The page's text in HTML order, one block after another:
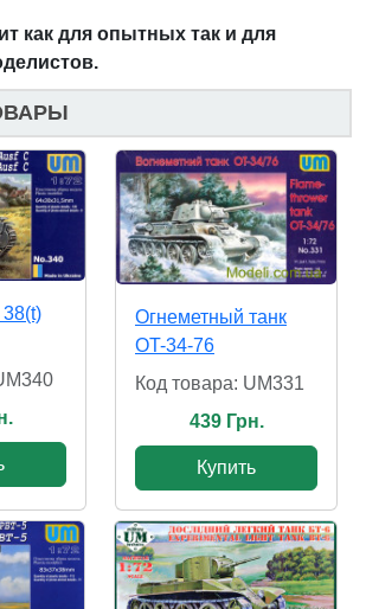
как для опытных так и для
Огнеметный танк
OT-34-76
Код товара: UM331
439 Грн.
Купить